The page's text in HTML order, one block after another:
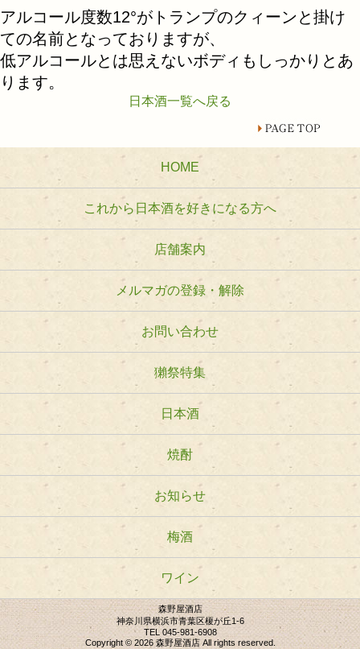
アルコール度数12°がトランプのクィーンと掛け
ての名前となっておりますが、
低アルコールとは思えないボディもしっかりとあ
ります。
日本酒一覧へ戻る
HOME
これから日本酒を好きになる方へ
店舗案内
メルマガの登録・解除
お問い合わせ
獺祭特集
日本酒
焼酎
お知らせ
梅酒
ワイン
森野屋酒店
神奈川県横浜市青葉区榎が丘1-6
TEL 045-981-6908
Copyright © 2026 森野屋酒店 All rights reserved.